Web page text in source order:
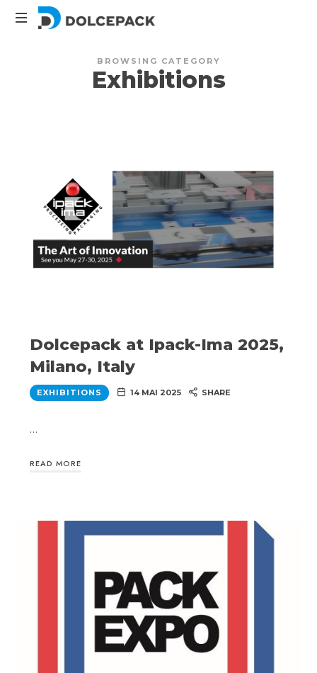
DolcePack
BROWSING CATEGORY
Exhibitions
Dolcepack at Ipack-Ima 2025,
Milano, Italy
EXHIBITIONS 14 MAI 2025 SHARE
…
READ MORE